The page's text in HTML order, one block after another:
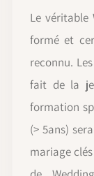
Le véritable
formé et
reconnu.
fait de la
formation
(> 5ans)
mariage